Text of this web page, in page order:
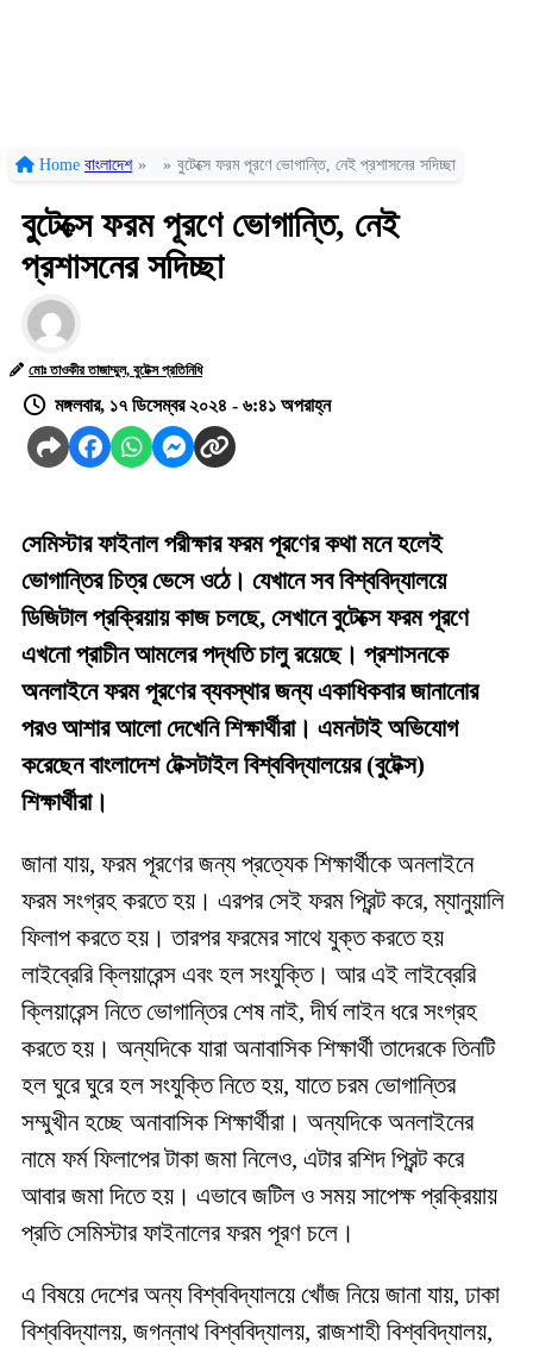
Home বাংলাদেশ » » বুটেক্সে ফরম পূরণে ভোগান্তি, নেই প্রশাসনের সদিচ্ছা
বুটেক্সে ফরম পূরণে ভোগান্তি, নেই
প্রশাসনের সদিচ্ছা
মোঃ তাওকীর তাজাম্মুল, বুটেক্স প্রতিনিধি
মঙ্গলবার, ১৭ ডিসেম্বর ২০২৪ - ৬:৪১ অপরাহ্ন
সেমিস্টার ফাইনাল পরীক্ষার ফরম পূরণের কথা মনে হলেই
ভোগান্তির চিত্র ভেসে ওঠে। যেখানে সব বিশ্ববিদ্যালয়ে
ডিজিটাল প্রক্রিয়ায় কাজ চলছে, সেখানে বুটেক্সে ফরম পূরণে
এখনো প্রাচীন আমলের পদ্ধতি চালু রয়েছে। প্রশাসনকে
অনলাইনে ফরম পূরণের ব্যবস্থার জন্য একাধিকবার জানানোর
পরও আশার আলো দেখেনি শিক্ষার্থীরা। এমনটাই অভিযোগ
করেছেন বাংলাদেশ টেক্সটাইল বিশ্ববিদ্যালয়ের (বুটেক্স)
শিক্ষার্থীরা।
জানা যায়, ফরম পূরণের জন্য প্রত্যেক শিক্ষার্থীকে অনলাইনে
ফরম সংগ্রহ করতে হয়। এরপর সেই ফরম প্রিন্ট করে, ম্যানুয়ালি
ফিলাপ করতে হয়। তারপর ফরমের সাথে যুক্ত করতে হয়
লাইব্রেরি ক্লিয়ারেন্স এবং হল সংযুক্তি। আর এই লাইব্রেরি
ক্লিয়ারেন্স নিতে ভোগান্তির শেষ নাই, দীর্ঘ লাইন ধরে সংগ্রহ
করতে হয়। অন্যদিকে যারা অনাবাসিক শিক্ষার্থী তাদেরকে তিনটি
হল ঘুরে ঘুরে হল সংযুক্তি নিতে হয়, যাতে চরম ভোগান্তির
সম্মুখীন হচ্ছে অনাবাসিক শিক্ষার্থীরা। অন্যদিকে অনলাইনের
নামে ফর্ম ফিলাপের টাকা জমা নিলেও, এটার রশিদ প্রিন্ট করে
আবার জমা দিতে হয়। এভাবে জটিল ও সময় সাপেক্ষ প্রক্রিয়ায়
প্রতি সেমিস্টার ফাইনালের ফরম পূরণ চলে।
এ বিষয়ে দেশের অন্য বিশ্ববিদ্যালয়ে খোঁজ নিয়ে জানা যায়, ঢাকা
বিশ্ববিদ্যালয়, জগন্নাথ বিশ্ববিদ্যালয়, রাজশাহী বিশ্ববিদ্যালয়,